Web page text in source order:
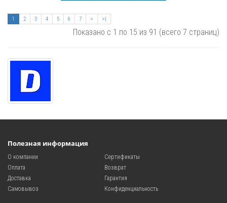
1 2 3 4 5 6 7 > >|
Показано с 1 по 15 из 91 (всего 7 страниц)
Полезная информация
О компании
Оплата
Доставка
Самовывоз
Сертификаты
Возврат
Гарантия
Конфиденциальность